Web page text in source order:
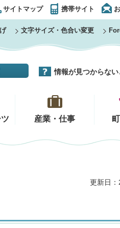
サイトマップ 携帯サイト
文字サイズ・色合い変更
情報が見つからな
産業・仕事
更新日